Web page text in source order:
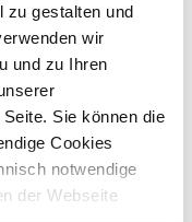
zu gestalten und
wir
und zu Ihren
Sie können die
Cookies
notwendige
der Webseite
politische
im saudischen
Transformations-
von Aramco
Firmen beim